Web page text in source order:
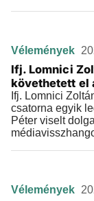
Vélemények
Ifj. Lomnici
követhetett el
Ifj. Lomnici
csatorna egyik
Péter viselt
Vélemények